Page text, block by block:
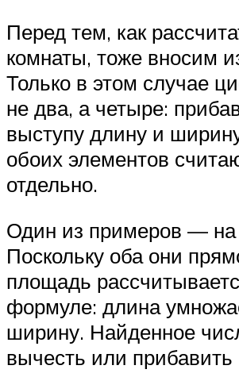
Перед тем, как
комнаты, тоже вносим
Только в этом случае
не два, а четыре:
выступу длину и
обоих элементов
отдельно.
Один из примеров —
Поскольку оба они
площадь
формуле: длина
ширину. Найденное
вычесть или прибавить